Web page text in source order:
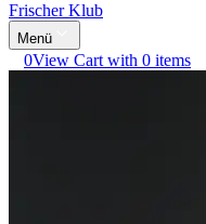
Frischer Klub
Menü
0View Cart with 0 items